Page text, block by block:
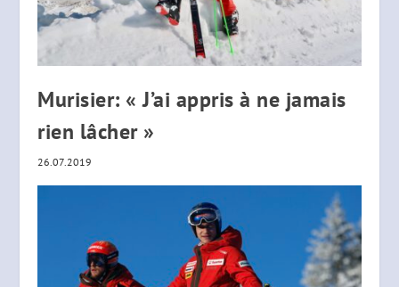
Murisier: « J’ai appris à ne jamais
rien lâcher »
26.07.2019